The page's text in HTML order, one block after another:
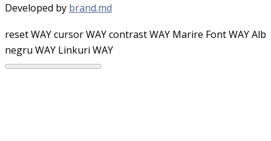
Developed by brand.md
reset WAYcursor WAYcontrast WAY Marire Font WAYAlb
negru WAY Linkuri WAY